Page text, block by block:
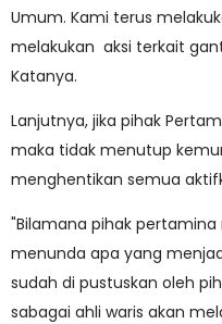
Umum. Kami terus
melakukan aksi terkait
Katanya.
Lanjutnya, jika pihak
maka tidak menutup
menghentikan semua
"Bilamana pihak
menunda apa yang
sudah di pustuskan oleh
sabagai ahli waris akan